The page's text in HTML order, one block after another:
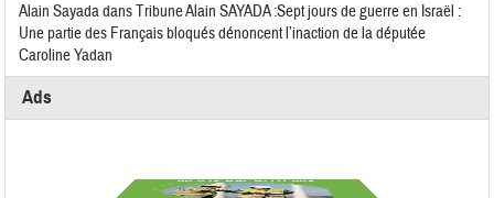
Alain SayadadansTribune Alain SAYADA :Sept jours de guerre en Israël :
Une partie des Français bloqués dénoncent l’inaction de la députée
Caroline Yadan
Ads